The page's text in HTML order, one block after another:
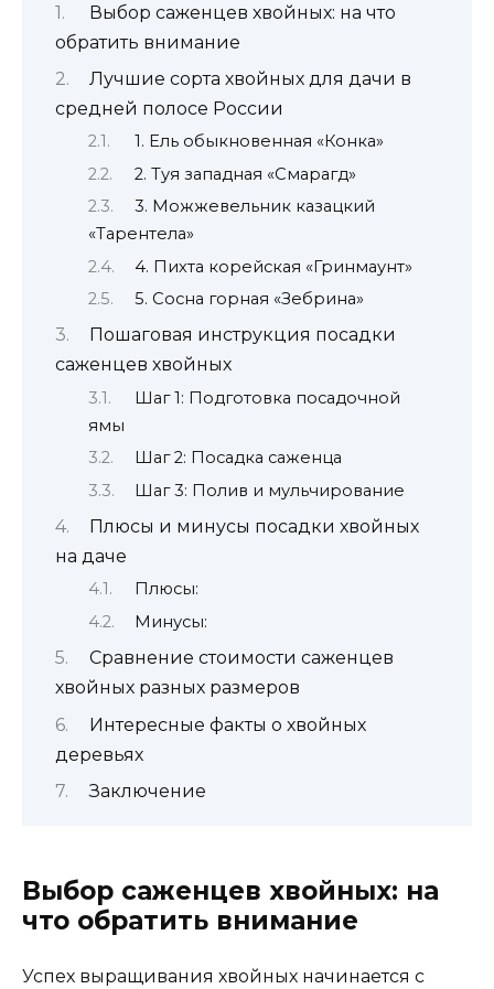
Выбор саженцев хвойных: на что
обратить внимание
Лучшие сорта хвойных для дачи в
средней полосе России
1. Ель обыкновенная «Конка»
2. Туя западная «Смарагд»
3. Можжевельник казацкий
«Тарентела»
4. Пихта корейская «Гринмаунт»
5. Сосна горная «Зебрина»
Пошаговая инструкция посадки
саженцев хвойных
Шаг 1: Подготовка посадочной
ямы
Шаг 2: Посадка саженца
Шаг 3: Полив и мульчирование
Плюсы и минусы посадки хвойных
на даче
Плюсы:
Минусы:
Сравнение стоимости саженцев
хвойных разных размеров
Интересные факты о хвойных
деревьях
Заключение
Выбор саженцев хвойных: на
что обратить внимание
Успех выращивания хвойных начинается с